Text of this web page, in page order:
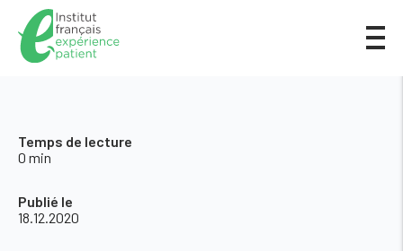
Temps de lecture
0 min
Publié le
18.12.2020